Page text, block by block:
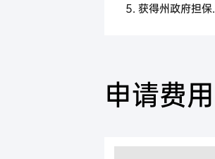
5. 获得州政府担保.
申请费用